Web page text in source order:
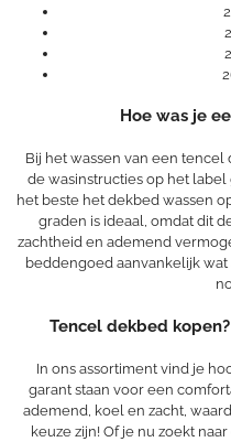
Hoe was je
Bij het wassen van een
de wasinstructies op het
het beste het dekbed wassen
graden is ideaal, omdat dit
zachtheid en ademend
beddengoed aanvankelijk
Tencel dekbed
In ons assortiment vind je
garant staan voor een
ademend, koel en zacht,
keuze zijn! Of je nu zoekt